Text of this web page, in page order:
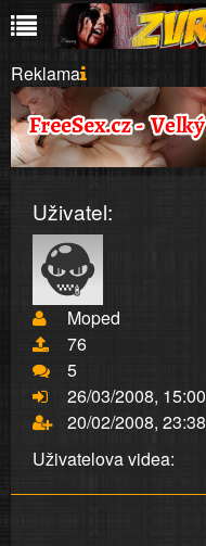
Reklama
Uživatel:
Moped
76
5
26/03/2008, 15:00
20/02/2008, 23:38
Uživatelova videa: